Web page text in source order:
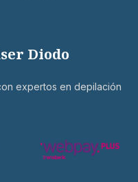
Diodo
expertos en depilación